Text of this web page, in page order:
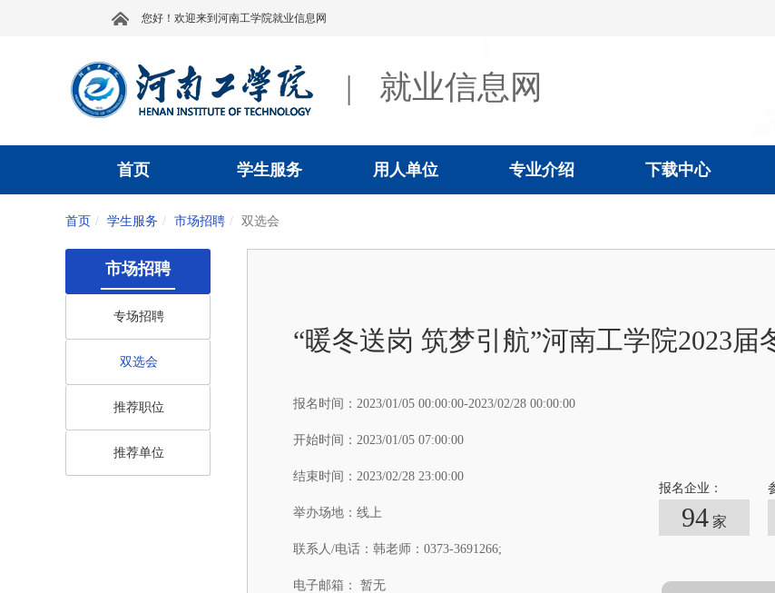
您好！欢迎来到河南工学院就业信息网
| 就业信息网
首页 学生服务 用人单位 专业介绍 下载中心
首页 学生服务 市场招聘 双选会
市场招聘
专场招聘
双选会
推荐职位
推荐单位
“暖冬送岗 筑梦引航”河南工学院2023届
报名时间： 2023/01/05 00:00:00-2023/02/28 00:00:00
开始时间： 2023/01/05 07:00:00
结束时间： 2023/02/28 23:00:00
举办场地： 线上
联系人/电话： 韩老师：0373-3691266;
电子邮箱： 暂无
报名企业：
94 家